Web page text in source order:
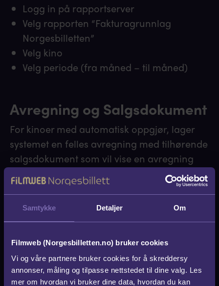
Samtykke Detaljer Om
Filmweb (Norgesbilletten.no) bruker cookies
Vi og våre partnere bruker cookies for å skreddersy
annonser, måling og tilpasse nettstedet til dine valg. Les
mer om hvordan vi bruker dine data, hvordan du kan
Logg in på rapportserver
Velg rapporten “Fakturagrunnlag
Norgesbilletten”
Velg kino
Velg periode (fra måned – til måned)
Avregning og Salgsdokument
For kinoer med automatisk oppgjør, lager
systemet en felles avregning med tilhørende
salgsdokument som vil vise en avregning
per kino. Flere kinoer kan være koblet til
samme selger/betalingsmottaker (vanligvis
en kinokjede). Disse kinoene blir da
angis i avtaledokumentet. Hver avregning
får et unikt avregningsnummer.